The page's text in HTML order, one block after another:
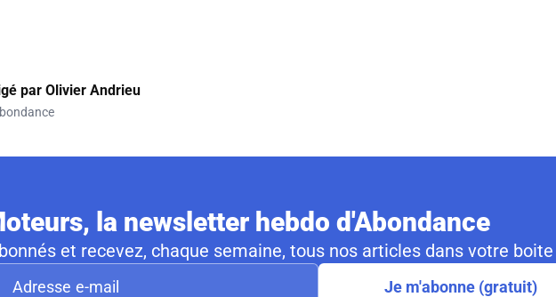
par Olivier Andrieu
la newsletter hebdo d'Abondance
et recevez, chaque semaine, tous nos articles dans votre
Je m'abonne (gratuit)